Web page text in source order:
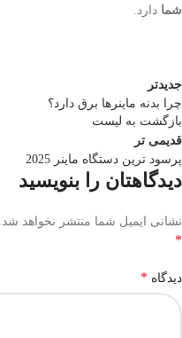
شما دارد.
جدیدتر
چرا بدنه ماینرها برق دارد؟
بازگشت به لیست
قدیمی تر
پرسود ترین دستگاه ماینر 2025
دیدگاهتان را بنویسید
نشانی ایمیل شما منتشر نخواهد شد.
*
دیدگاه *